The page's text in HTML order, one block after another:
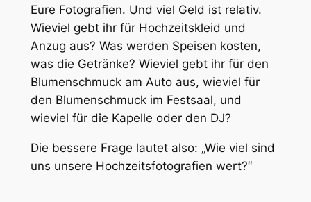
Eure Fotografien. Und viel Geld ist relativ.
Wieviel gebt ihr für Hochzeitskleid und
Anzug aus? Was werden Speisen kosten,
was die Getränke? Wieviel gebt ihr für den
Blumenschmuck am Auto aus, wieviel für
den Blumenschmuck im Festsaal, und
wieviel für die Kapelle oder den DJ?
Die bessere Frage lautet also: „Wie viel sind
uns unsere Hochzeitsfotografien wert?“